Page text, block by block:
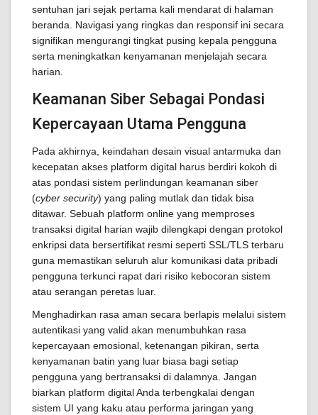
sentuhan jari sejak pertama kali mendarat di halaman
beranda. Navigasi yang ringkas dan responsif ini secara
signifikan mengurangi tingkat pusing kepala pengguna
serta meningkatkan kenyamanan menjelajah secara
harian.
Keamanan Siber Sebagai Pondasi
Kepercayaan Utama Pengguna
Pada akhirnya, keindahan desain visual antarmuka dan
kecepatan akses platform digital harus berdiri kokoh di
atas pondasi sistem perlindungan keamanan siber
(cyber security) yang paling mutlak dan tidak bisa
ditawar. Sebuah platform online yang memproses
transaksi digital harian wajib dilengkapi dengan protokol
enkripsi data bersertifikat resmi seperti SSL/TLS terbaru
guna memastikan seluruh alur komunikasi data pribadi
pengguna terkunci rapat dari risiko kebocoran sistem
atau serangan peretas luar.
Menghadirkan rasa aman secara berlapis melalui sistem
autentikasi yang valid akan menumbuhkan rasa
kepercayaan emosional, ketenangan pikiran, serta
kenyamanan batin yang luar biasa bagi setiap
pengguna yang bertransaksi di dalamnya. Jangan
biarkan platform digital Anda terbengkalai dengan
sistem UI yang kaku atau performa jaringan yang